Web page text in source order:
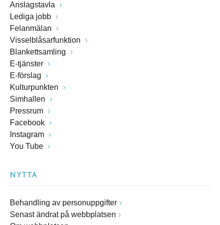
Anslagstavla
Lediga jobb
Felanmälan
Visselblåsarfunktion
Blankettsamling
E-tjänster
E-förslag
Kulturpunkten
Simhallen
Pressrum
Facebook
Instagram
You Tube
NYTTA
Behandling av personuppgifter
Senast ändrat på webbplatsen